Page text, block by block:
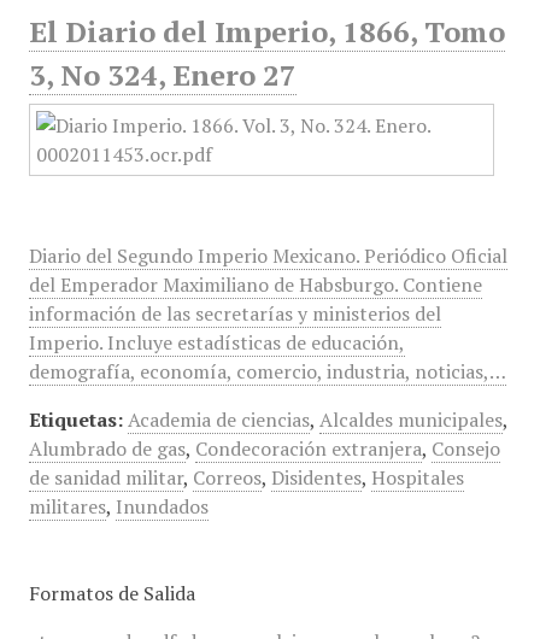
El Diario del Imperio, 1866, Tomo
3, No 324, Enero 27
Diario del Segundo Imperio Mexicano. Periódico Oficial
del Emperador Maximiliano de Habsburgo. Contiene
información de las secretarías y ministerios del
Imperio. Incluye estadísticas de educación,
demografía, economía, comercio, industria, noticias,…
Etiquetas: Academia de ciencias, Alcaldes municipales,
Alumbrado de gas, Condecoración extranjera, Consejo
de sanidad militar, Correos, Disidentes, Hospitales
militares, Inundados
Formatos de Salida